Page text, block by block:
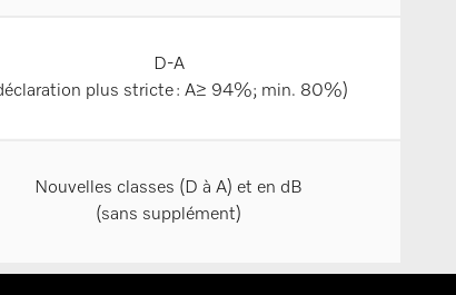
D-A
plus stricte : A≥ 94%; min. 80%)
Nouvelles classes (D à A) et en dB
(sans supplément)